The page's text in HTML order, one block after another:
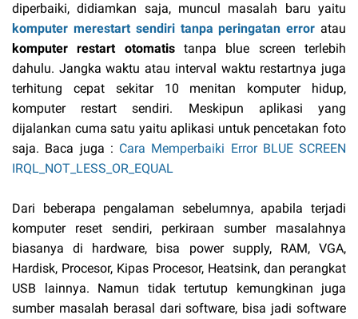
diperbaiki, didiamkan saja, muncul masalah baru yaitu
komputer merestart sendiri tanpa peringatan error atau
komputer restart otomatistanpa blue screen terlebih
dahulu. Jangka waktu atau interval waktu restartnya juga
terhitung cepat sekitar 10 menitan komputer hidup,
komputer restart sendiri. Meskipun aplikasi yang
dijalankan cuma satu yaitu aplikasi untuk pencetakan foto
saja. Baca juga : Cara Memperbaiki Error BLUE SCREEN
IRQL_NOT_LESS_OR_EQUAL
Dari beberapa pengalaman sebelumnya, apabila terjadi
komputer reset sendiri, perkiraan sumber masalahnya
biasanya di hardware, bisa power supply, RAM, VGA,
Hardisk, Procesor, Kipas Procesor, Heatsink, dan perangkat
USB lainnya. Namun tidak tertutup kemungkinan juga
sumber masalah berasal dari software, bisa jadi software